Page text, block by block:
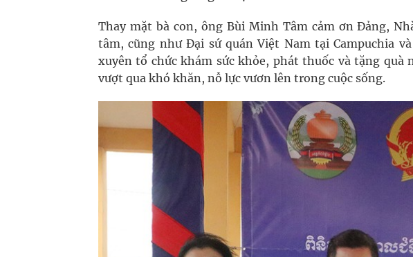
Thay mặt bà con, ông Bùi Minh Tâm cảm ơn Đảng,
tâm, cũng như Đại sứ quán Việt Nam tại Campuchia
xuyên tổ chức khám sức khỏe, phát thuốc và tặng
vượt qua khó khăn, nỗ lực vươn lên trong cuộc sống.